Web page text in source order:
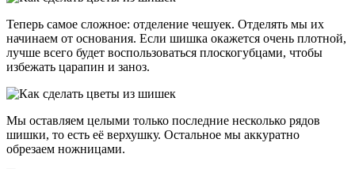
Теперь самое сложное: отделение чешуек. Отделять мы их
начинаем от основания. Если шишка окажется очень плотной,
лучше всего будет воспользоваться плоскогубцами, чтобы
избежать царапин и заноз.
Мы оставляем целыми только последние несколько рядов
шишки, то есть её верхушку. Остальное мы аккуратно
обрезаем ножницами.